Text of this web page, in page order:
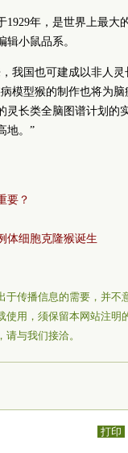
1929年，是世界上最
辑小鼠品系。
我国也可建成以非人
模型猴的制作也将为
灵长类全脑图谱计划的
地。”
要？
体细胞克隆猴诞生
于传播信息的需要，并
使用，须保留本网站注明
与我们接洽。
打印